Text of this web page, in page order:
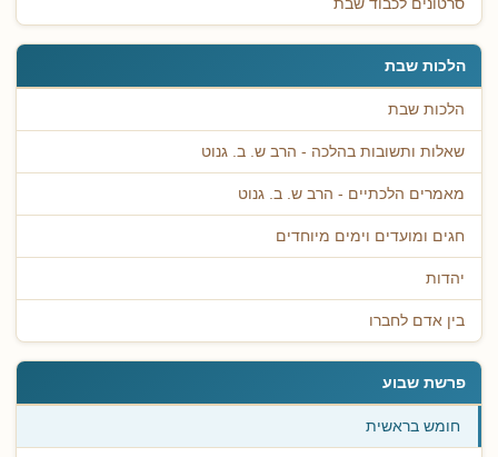
סרטונים לכבוד שבת
הלכות שבת
הלכות שבת
שאלות ותשובות בהלכה - הרב ש. ב. גנוט
מאמרים הלכתיים - הרב ש. ב. גנוט
חגים ומועדים וימים מיוחדים
יהדות
בין אדם לחברו
פרשת שבוע
חומש בראשית